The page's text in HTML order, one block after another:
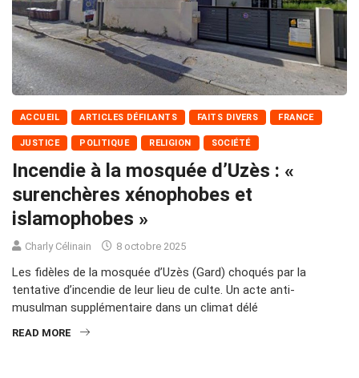
ACCUEIL ARTICLES DÉFILANTS FAITS DIVERS FRANCE
JUSTICE POLITIQUE RELIGION SOCIÉTÉ
Incendie à la mosquée d’Uzès : «
surenchères xénophobes et
islamophobes »
Charly Célinain 8 octobre 2025
Les fidèles de la mosquée d’Uzès (Gard) choqués par la
tentative d’incendie de leur lieu de culte. Un acte anti-
musulman supplémentaire dans un climat délé
READ MORE